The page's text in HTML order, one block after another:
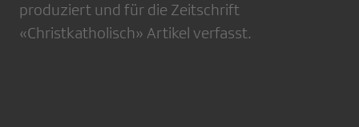
produziert und für die Zeitschrift
«Christkatholisch» Artikel verfasst.